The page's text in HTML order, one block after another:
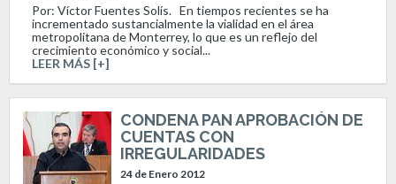
Por: Víctor Fuentes Solís. En tiempos recientes se ha
incrementado sustancialmente la vialidad en el área
metropolitana de Monterrey, lo que es un reflejo del
crecimiento económico y social...
LEER MÁS [+]
CONDENA PAN APROBACIÓN DE
CUENTAS CON
IRREGULARIDADES
24 de Enero 2012